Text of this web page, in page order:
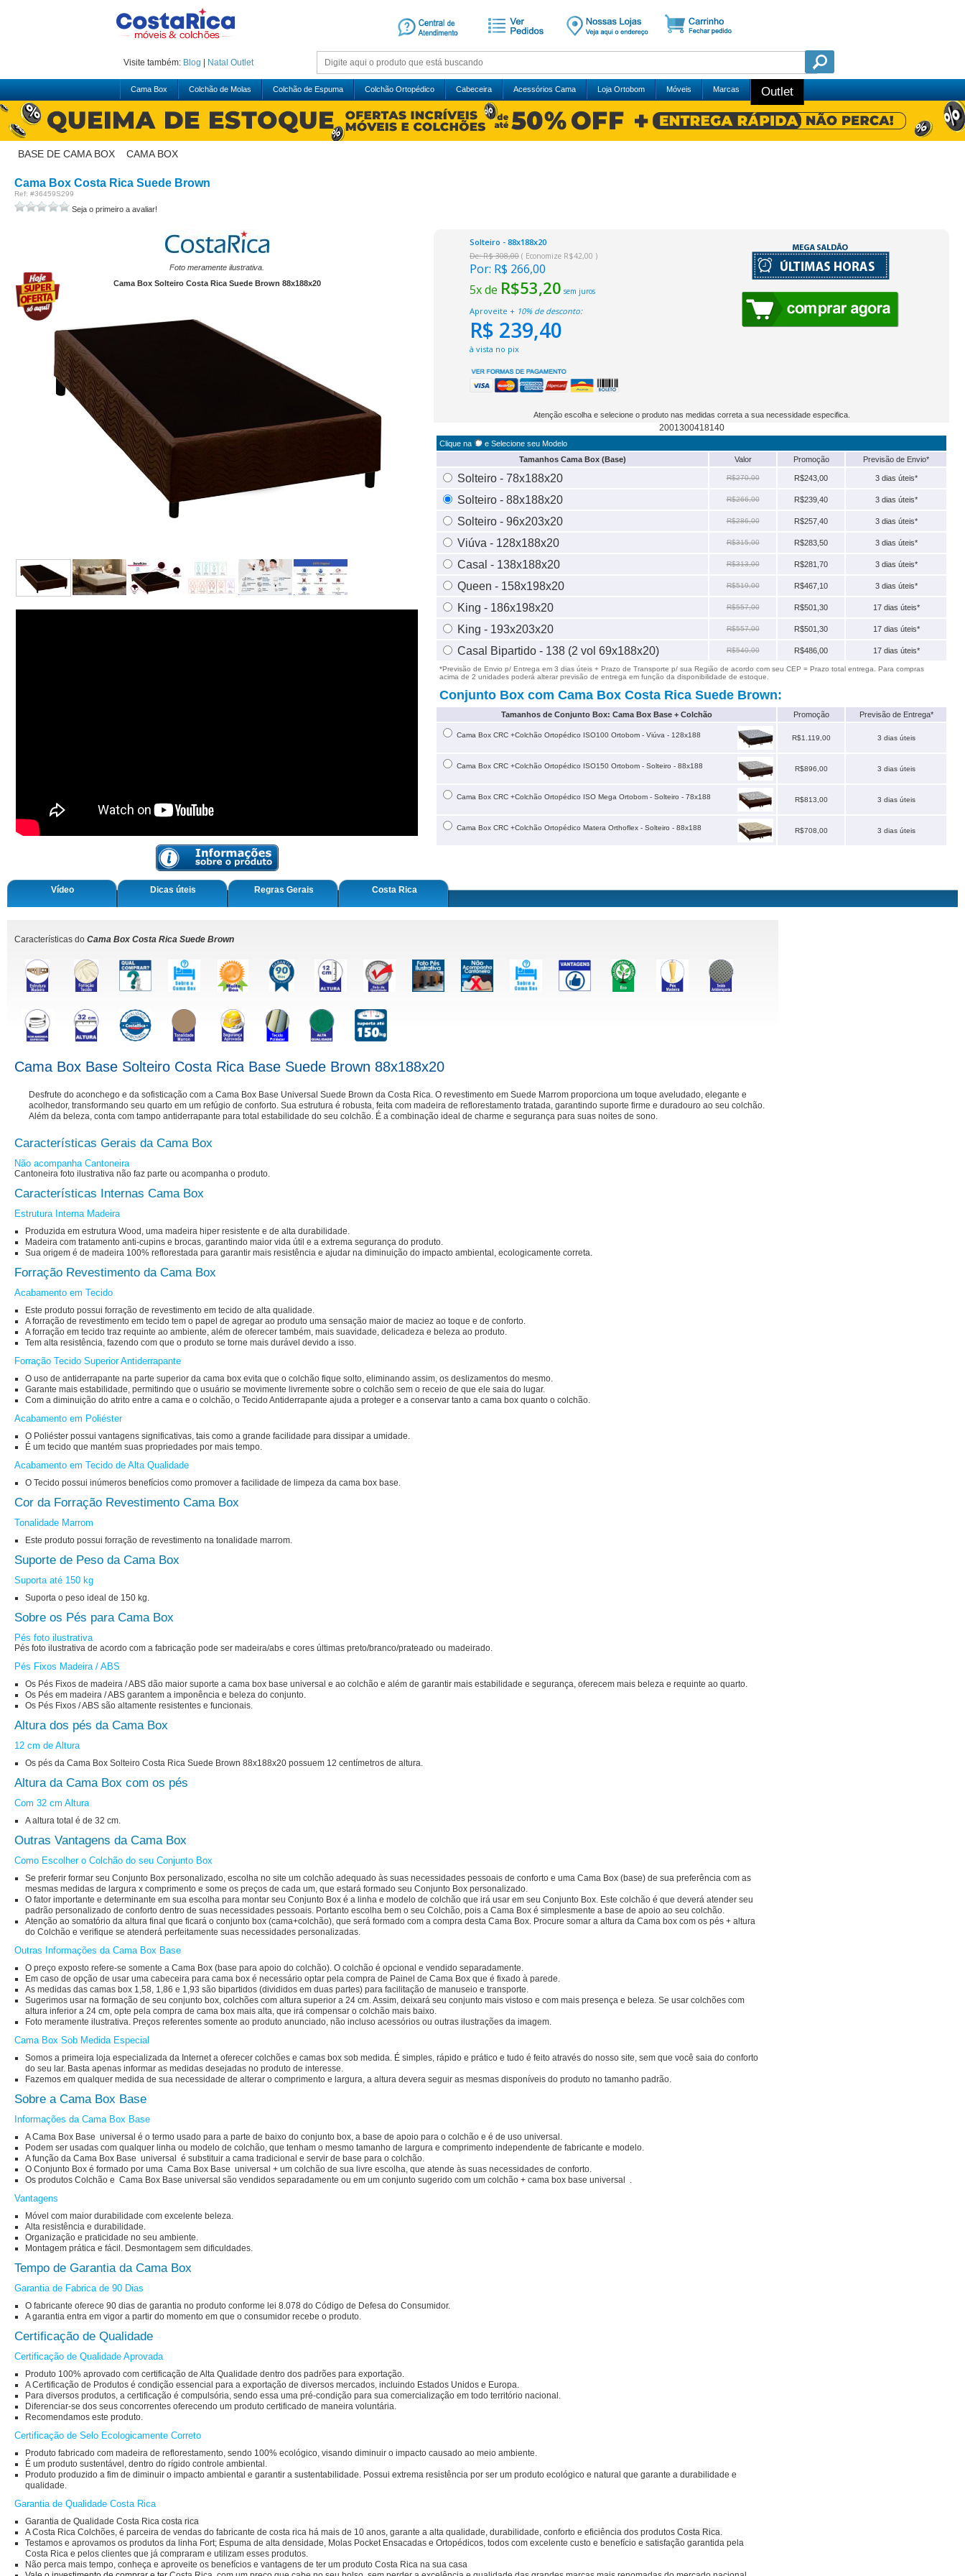
Visite também: Blog Natal Outlet
Cama Box Colchão de Molas Colchão de Espuma Colchão Ortopédico Cabeceira Acessórios Cama Loja Ortobom Móveis Marcas Outlet
BASE DE CAMA BOX CAMA BOX
Cama Box Costa Rica Suede Brown
Ref: #36459S299
Seja o primeiro a avaliar!
Foto meramente ilustrativa.
Cama Box Solteiro Costa Rica Suede Brown 88x188x20
Solteiro - 88x188x20
De: R$ 308,00 ( Economize R$42,00 )
Por: R$ 266,00
5x de R$53,20 sem juros
Aproveite + 10% de desconto:
R$ 239,40
à vista no pix
Atenção escolha e selecione o produto nas medidas correta a sua necessidade especifica.
2001300418140
Clique na
e Selecione seu Modelo
Tamanhos Cama Box (Base)
Valor Promoção Previsão de Envio*
Solteiro - 78x188x20 R$270,00 R$243,00 3 dias úteis*
Solteiro - 88x188x20 R$266,00 R$239,40 3 dias úteis*
Solteiro - 96x203x20 R$286,00 R$257,40 3 dias úteis*
Viúva - 128x188x20 R$315,00 R$283,50 3 dias úteis*
Casal - 138x188x20 R$313,00 R$281,70 3 dias úteis*
Queen - 158x198x20 R$519,00 R$467,10 3 dias úteis*
King - 186x198x20 R$557,00 R$501,30 17 dias úteis*
King - 193x203x20 R$557,00 R$501,30 17 dias úteis*
Casal Bipartido - 138 (2 vol 69x188x20) R$540,00 R$486,00 17 dias úteis*
*Previsão de Envio p/ Entrega em 3 dias úteis + Prazo de Transporte p/ sua Região de acordo com seu CEP = Prazo total entrega. Para compras
acima de 2 unidades poderá alterar previsão de entrega em função da disponibilidade de estoque.
Conjunto Box com Cama Box Costa Rica Suede Brown:
Tamanhos de Conjunto Box: Cama Box Base + Colchão Promoção Previsão de Entrega*
Cama Box CRC +Colchão Ortopédico ISO100 Ortobom - Viúva - 128x188 R$1.119,00 3 dias úteis
Cama Box CRC +Colchão Ortopédico ISO150 Ortobom - Solteiro - 88x188 R$896,00 3 dias úteis
Cama Box CRC +Colchão Ortopédico ISO Mega Ortobom - Solteiro - 78x188 R$813,00 3 dias úteis
Cama Box CRC +Colchão Ortopédico Matera Orthoflex - Solteiro - 88x188 R$708,00 3 dias úteis
Vídeo Dicas úteis Regras Gerais Costa Rica
Características do Cama Box Costa Rica Suede Brown
Cama Box Base Solteiro Costa Rica Base Suede Brown 88x188x20
Desfrute do aconchego e da sofisticação com a Cama Box Base Universal Suede Brown da Costa Rica. O revestimento em Suede Marrom proporciona um toque aveludado, elegante e
acolhedor, transformando seu quarto em um refúgio de conforto. Sua estrutura é robusta, feita com madeira de reflorestamento tratada, garantindo suporte firme e duradouro ao seu colchão.
Além da beleza, conta com tampo antiderrapante para total estabilidade do seu colchão. É a combinação ideal de charme e segurança para suas noites de sono.
Características Gerais da Cama Box
Não acompanha Cantoneira
Cantoneira foto ilustrativa não faz parte ou acompanha o produto.
Características Internas Cama Box
Estrutura Interna Madeira
Produzida em estrutura Wood, uma madeira hiper resistente e de alta durabilidade.
Madeira com tratamento anti-cupins e brocas, garantindo maior vida útil e a extrema segurança do produto.
Sua origem é de madeira 100% reflorestada para garantir mais resistência e ajudar na diminuição do impacto ambiental, ecologicamente correta.
Forração Revestimento da Cama Box
Acabamento em Tecido
Este produto possui forração de revestimento em tecido de alta qualidade.
A forração de revestimento em tecido tem o papel de agregar ao produto uma sensação maior de maciez ao toque e de conforto.
A forração em tecido traz requinte ao ambiente, além de oferecer também, mais suavidade, delicadeza e beleza ao produto.
Tem alta resistência, fazendo com que o produto se torne mais durável devido a isso.
Forração Tecido Superior Antiderrapante
O uso de antiderrapante na parte superior da cama box evita que o colchão fique solto, eliminando assim, os deslizamentos do mesmo.
Garante mais estabilidade, permitindo que o usuário se movimente livremente sobre o colchão sem o receio de que ele saia do lugar.
Com a diminuição do atrito entre a cama e o colchão, o Tecido Antiderrapante ajuda a proteger e a conservar tanto a cama box quanto o colchão.
Acabamento em Poliéster
O Poliéster possui vantagens significativas, tais como a grande facilidade para dissipar a umidade.
É um tecido que mantém suas propriedades por mais tempo.
Acabamento em Tecido de Alta Qualidade
O Tecido possui inúmeros benefícios como promover a facilidade de limpeza da cama box base.
Cor da Forração Revestimento Cama Box
Tonalidade Marrom
Este produto possui forração de revestimento na tonalidade marrom.
Suporte de Peso da Cama Box
Suporta até 150 kg
Suporta o peso ideal de 150 kg.
Sobre os Pés para Cama Box
Pés foto ilustrativa
Pés foto ilustrativa de acordo com a fabricação pode ser madeira/abs e cores últimas preto/branco/prateado ou madeirado.
Pés Fixos Madeira / ABS
Os Pés Fixos de madeira / ABS dão maior suporte a cama box base universal e ao colchão e além de garantir mais estabilidade e segurança, oferecem mais beleza e requinte ao quarto.
Os Pés em madeira / ABS garantem a imponência e beleza do conjunto.
Os Pés Fixos / ABS são altamente resistentes e funcionais.
Altura dos pés da Cama Box
12 cm de Altura
Os pés da Cama Box Solteiro Costa Rica Suede Brown 88x188x20 possuem 12 centímetros de altura.
Altura da Cama Box com os pés
Com 32 cm Altura
A altura total é de 32 cm.
Outras Vantagens da Cama Box
Como Escolher o Colchão do seu Conjunto Box
Se preferir formar seu Conjunto Box personalizado, escolha no site um colchão adequado às suas necessidades pessoais de conforto e uma Cama Box (base) de sua preferência com as
mesmas medidas de largura x comprimento e some os preços de cada um, que estará formado seu Conjunto Box personalizado.
O fator importante e determinante em sua escolha para montar seu Conjunto Box é a linha e modelo de colchão que irá usar em seu Conjunto Box. Este colchão é que deverá atender seu
padrão personalizado de conforto dentro de suas necessidades pessoais. Portanto escolha bem o seu Colchão, pois a Cama Box é simplesmente a base de apoio ao seu colchão.
Atenção ao somatório da altura final que ficará o conjunto box (cama+colchão), que será formado com a compra desta Cama Box. Procure somar a altura da Cama box com os pés + altura
do Colchão e verifique se atenderá perfeitamente suas necessidades personalizadas.
Outras Informações da Cama Box Base
O preço exposto refere-se somente a Cama Box (base para apoio do colchão). O colchão é opcional e vendido separadamente.
Em caso de opção de usar uma cabeceira para cama box é necessário optar pela compra de Painel de Cama Box que é fixado à parede.
As medidas das camas box 1,58, 1,86 e 1,93 são bipartidos (divididos em duas partes) para facilitação de manuseio e transporte.
Sugerimos usar na formação de seu conjunto box, colchões com altura superior a 24 cm. Assim, deixará seu conjunto mais vistoso e com mais presença e beleza. Se usar colchões com
altura inferior a 24 cm, opte pela compra de cama box mais alta, que irá compensar o colchão mais baixo.
Foto meramente ilustrativa. Preços referentes somente ao produto anunciado, não incluso acessórios ou outras ilustrações da imagem.
Cama Box Sob Medida Especial
Somos a primeira loja especializada da Internet a oferecer colchões e camas box sob medida. É simples, rápido e prático e tudo é feito através do nosso site, sem que você saia do conforto
do seu lar. Basta apenas informar as medidas desejadas no produto de interesse.
Fazemos em qualquer medida de sua necessidade de alterar o comprimento e largura, a altura devera seguir as mesmas disponíveis do produto no tamanho padrão.
Sobre a Cama Box Base
Informações da Cama Box Base
A Cama Box Base universal é o termo usado para a parte de baixo do conjunto box, a base de apoio para o colchão e é de uso universal.
Podem ser usadas com qualquer linha ou modelo de colchão, que tenham o mesmo tamanho de largura e comprimento independente de fabricante e modelo.
A função da Cama Box Base universal é substituir a cama tradicional e servir de base para o colchão.
O Conjunto Box é formado por uma Cama Box Base universal + um colchão de sua livre escolha, que atende às suas necessidades de conforto.
Os produtos Colchão e Cama Box Base universal são vendidos separadamente ou em um conjunto sugerido com um colchão + cama box base universal .
Vantagens
Móvel com maior durabilidade com excelente beleza.
Alta resistência e durabilidade.
Organização e praticidade no seu ambiente.
Montagem prática e fácil. Desmontagem sem dificuldades.
Tempo de Garantia da Cama Box
Garantia de Fabrica de 90 Dias
O fabricante oferece 90 dias de garantia no produto conforme lei 8.078 do Código de Defesa do Consumidor.
A garantia entra em vigor a partir do momento em que o consumidor recebe o produto.
Certificação de Qualidade
Certificação de Qualidade Aprovada
Produto 100% aprovado com certificação de Alta Qualidade dentro dos padrões para exportação.
A Certificação de Produtos é condição essencial para a exportação de diversos mercados, incluindo Estados Unidos e Europa.
Para diversos produtos, a certificação é compulsória, sendo essa uma pré-condição para sua comercialização em todo território nacional.
Diferenciar-se dos seus concorrentes oferecendo um produto certificado de maneira voluntária.
Recomendamos este produto.
Certificação de Selo Ecologicamente Correto
Produto fabricado com madeira de reflorestamento, sendo 100% ecológico, visando diminuir o impacto causado ao meio ambiente.
É um produto sustentável, dentro do rígido controle ambiental.
Produto produzido a fim de diminuir o impacto ambiental e garantir a sustentabilidade. Possui extrema resistência por ser um produto ecológico e natural que garante a durabilidade e
qualidade.
Garantia de Qualidade Costa Rica
Garantia de Qualidade Costa Rica costa rica
A Costa Rica Colchões, é parceira de vendas do fabricante de costa rica há mais de 10 anos, garante a alta qualidade, durabilidade, conforto e eficiência dos produtos Costa Rica.
Testamos e aprovamos os produtos da linha Fort; Espuma de alta densidade, Molas Pocket Ensacadas e Ortopédicos, todos com excelente custo e benefício e satisfação garantida pela
Costa Rica e pelos clientes que já compraram e utilizam esses produtos.
Não perca mais tempo, conheça e aproveite os benefícios e vantagens de ter um produto Costa Rica na sua casa